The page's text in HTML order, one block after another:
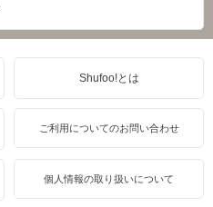
Shufoo!とは
ご利用についてのお問い合わせ
個人情報の取り扱いについて